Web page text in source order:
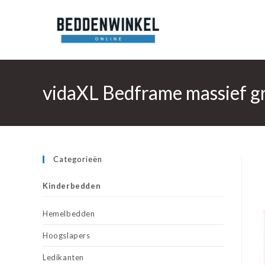
vidaXL Bedframe massief
Categorieën
Kinderbedden
Hemelbedden
Hoogslapers
Ledikanten